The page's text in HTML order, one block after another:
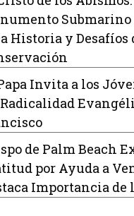
Submarino
Historia y Desafíos
Invita a los
de Palm Beach
por Ayuda a
Importancia de